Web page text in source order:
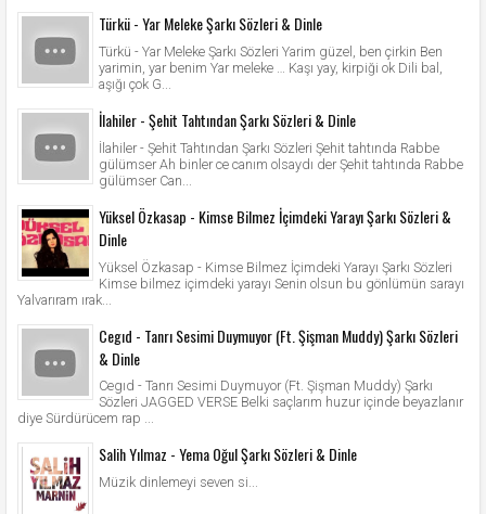
Türkü - Yar Meleke Şarkı Sözleri & Dinle
Türkü - Yar Meleke Şarkı Sözleri Yarim güzel, ben çirkin Ben
yarimin, yar benim Yar meleke … Kaşı yay, kirpiği ok Dili bal,
aşığı çok G...
İlahiler - Şehit Tahtından Şarkı Sözleri & Dinle
İlahiler - Şehit Tahtından Şarkı Sözleri Şehit tahtında Rabbe
gülümser Ah binler ce canım olsaydı der Şehit tahtında Rabbe
gülümser Can...
Yüksel Özkasap - Kimse Bilmez İçimdeki Yarayı Şarkı Sözleri &
Dinle
Yüksel Özkasap - Kimse Bilmez İçimdeki Yarayı Şarkı Sözleri
Kimse bilmez içimdeki yarayı Senin olsun bu gönlümün sarayı
Yalvarıram ırak...
Cegıd - Tanrı Sesimi Duymuyor (Ft. Şişman Muddy) Şarkı Sözleri
& Dinle
Cegıd - Tanrı Sesimi Duymuyor (Ft. Şişman Muddy) Şarkı
Sözleri JAGGED VERSE Belki saçlarım huzur içinde beyazlanır
diye Sürdürücem rap ...
Salih Yılmaz - Yema Oğul Şarkı Sözleri & Dinle
Müzik dinlemeyi seven si...